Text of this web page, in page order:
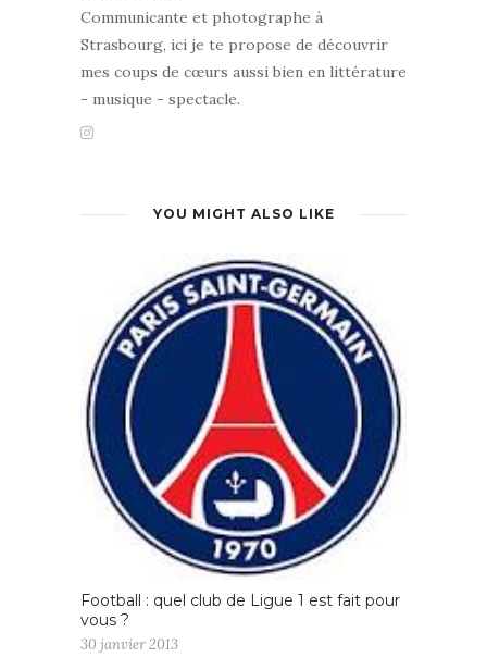
Communicante et photographe à
Strasbourg, ici je te propose de découvrir
mes coups de cœurs aussi bien en littérature
- musique - spectacle.
YOU MIGHT ALSO LIKE
Football : quel club de Ligue 1 est fait pour
vous ?
30 janvier 2013